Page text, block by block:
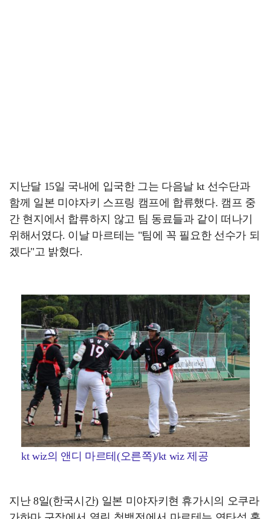
지난달 15일 국내에 입국한 그는 다음날 kt 선수단과
함께 일본 미야자키 스프링 캠프에 합류했다. 캠프 중
간 현지에서 합류하지 않고 팀 동료들과 같이 떠나기
위해서였다. 이날 마르테는 "팀에 꼭 필요한 선수가 되
겠다"고 밝혔다.
kt wiz의 앤디 마르테(오른쪽)/kt wiz 제공
지난 8일(한국시간) 일본 미야자키현 휴가시의 오쿠라